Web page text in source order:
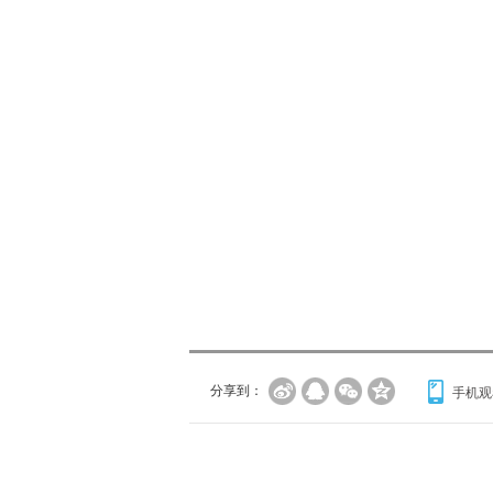
分享到： 手机